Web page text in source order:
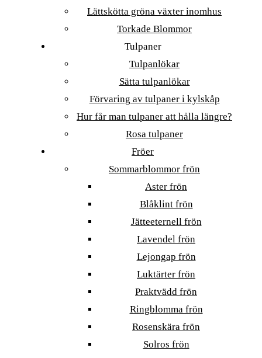
Lättskötta gröna växter inomhus
Torkade Blommor
Tulpaner
Tulpanlökar
Sätta tulpanlökar
Förvaring av tulpaner i kylskåp
Hur får man tulpaner att hålla längre?
Rosa tulpaner
Fröer
Sommarblommor frön
Aster frön
Blåklint frön
Jätteeternell frön
Lavendel frön
Lejongap frön
Luktärter frön
Praktvädd frön
Ringblomma frön
Rosenskära frön
Solros frön